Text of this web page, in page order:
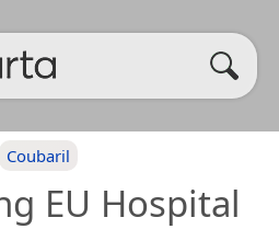
Coubaril
EU Hospital